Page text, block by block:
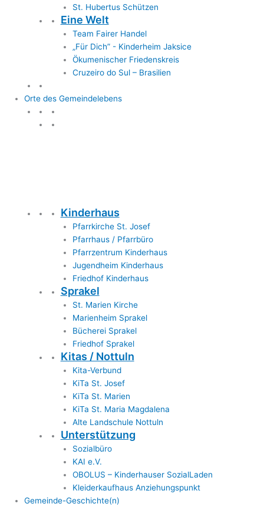
St. Hubertus Schützen
Eine Welt
Team Fairer Handel
„Für Dich” - Kinderheim Jaksice
Ökumenischer Friedenskreis
Cruzeiro do Sul – Brasilien
Orte des Gemeindelebens
Kinderhaus
Pfarrkirche St. Josef
Pfarrhaus / Pfarrbüro
Pfarrzentrum Kinderhaus
Jugendheim Kinderhaus
Friedhof Kinderhaus
Sprakel
St. Marien Kirche
Marienheim Sprakel
Bücherei Sprakel
Friedhof Sprakel
Kitas / Nottuln
Kita-Verbund
KiTa St. Josef
KiTa St. Marien
KiTa St. Maria Magdalena
Alte Landschule Nottuln
Unterstützung
Sozialbüro
KAI e.V.
OBOLUS – Kinderhauser SozialLaden
Kleiderkaufhaus Anziehungspunkt
Gemeinde-Geschichte(n)